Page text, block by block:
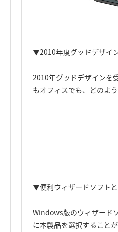
▼2010年度グッドデザイ
2010年グッドデザインを
もオフィスでも、どのよ
▼便利ウィザードソフト
Windows版のウィザード
に本製品を選択すること